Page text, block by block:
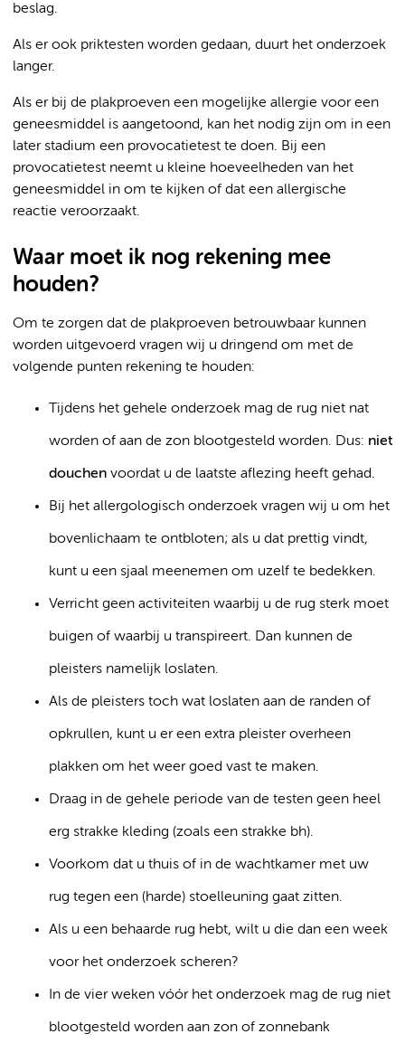
beslag.
Als er ook priktesten worden gedaan, duurt het onderzoek
langer.
Als er bij de plakproeven een mogelijke allergie voor een
geneesmiddel is aangetoond, kan het nodig zijn om in een
later stadium een provocatietest te doen. Bij een
provocatietest neemt u kleine hoeveelheden van het
geneesmiddel in om te kijken of dat een allergische
reactie veroorzaakt.
Waar moet ik nog rekening mee
houden?
Om te zorgen dat de plakproeven betrouwbaar kunnen
worden uitgevoerd vragen wij u dringend om met de
volgende punten rekening te houden:
Tijdens het gehele onderzoek mag de rug niet nat
worden of aan de zon blootgesteld worden. Dus: niet
douchen voordat u de laatste aflezing heeft gehad.
Bij het allergologisch onderzoek vragen wij u om het
bovenlichaam te ontbloten; als u dat prettig vindt,
kunt u een sjaal meenemen om uzelf te bedekken.
Verricht geen activiteiten waarbij u de rug sterk moet
buigen of waarbij u transpireert. Dan kunnen de
pleisters namelijk loslaten.
Als de pleisters toch wat loslaten aan de randen of
opkrullen, kunt u er een extra pleister overheen
plakken om het weer goed vast te maken.
Draag in de gehele periode van de testen geen heel
erg strakke kleding (zoals een strakke bh).
Voorkom dat u thuis of in de wachtkamer met uw
rug tegen een (harde) stoelleuning gaat zitten.
Als u een behaarde rug hebt, wilt u die dan een week
voor het onderzoek scheren?
In de vier weken vóór het onderzoek mag de rug niet
blootgesteld worden aan zon of zonnebank